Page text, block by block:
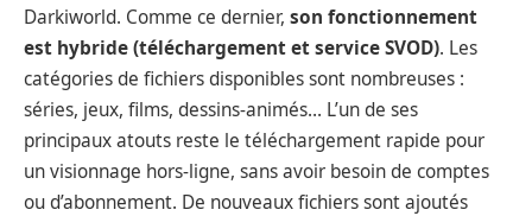
Darkiworld. Comme ce dernier, son fonctionnement
est hybride (téléchargement et service SVOD). Les
catégories de fichiers disponibles sont nombreuses :
séries, jeux, films, dessins-animés… L’un de ses
principaux atouts reste le téléchargement rapide pour
un visionnage hors-ligne, sans avoir besoin de comptes
ou d’abonnement. De nouveaux fichiers sont ajoutés